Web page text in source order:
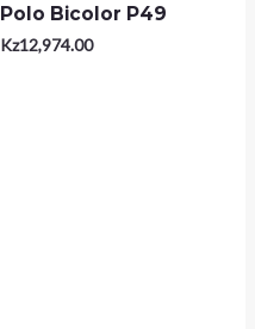
Polo Bicolor P49
Kz12,974.00